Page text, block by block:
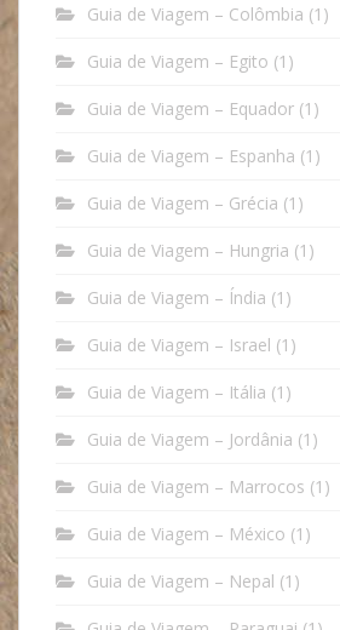
Guia de Viagem – Colômbia (1)
Guia de Viagem – Egito (1)
Guia de Viagem – Equador (1)
Guia de Viagem – Espanha (1)
Guia de Viagem – Grécia (1)
Guia de Viagem – Hungria (1)
Guia de Viagem – Índia (1)
Guia de Viagem – Israel (1)
Guia de Viagem – Itália (1)
Guia de Viagem – Jordânia (1)
Guia de Viagem – Marrocos (1)
Guia de Viagem – México (1)
Guia de Viagem – Nepal (1)